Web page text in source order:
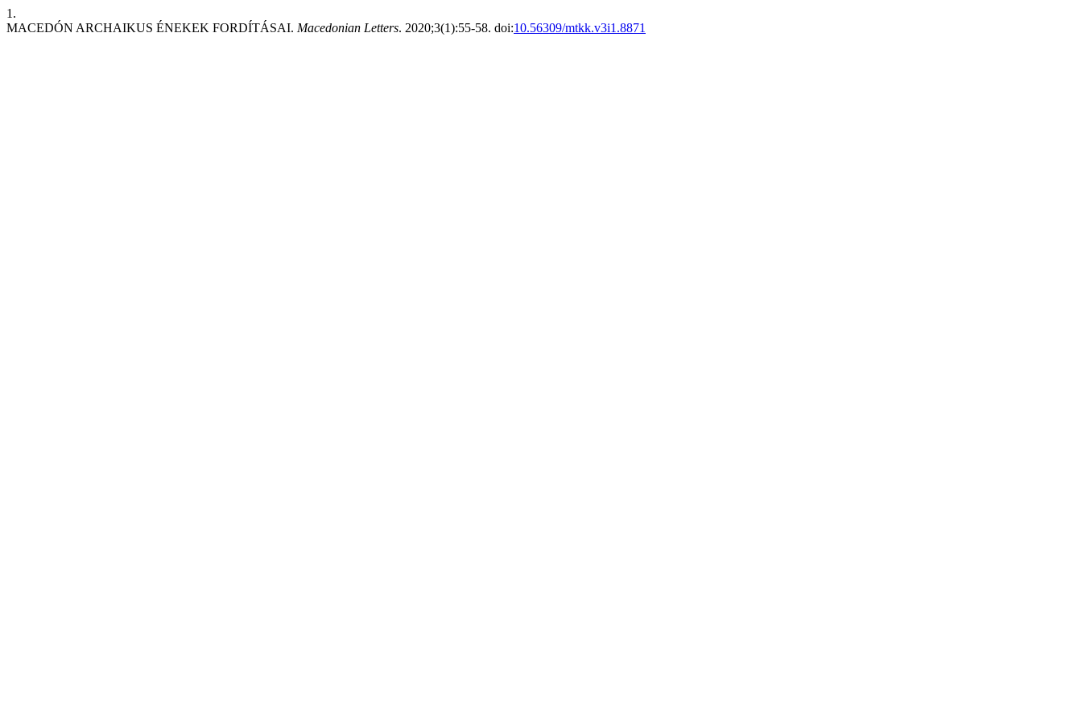
1.
MACEDÓN ARCHAIKUS ÉNEKEK FORDÍTÁSAI. Macedonian Letters. 2020;3(1):55-58. doi:10.56309/mtkk.v3i1.8871